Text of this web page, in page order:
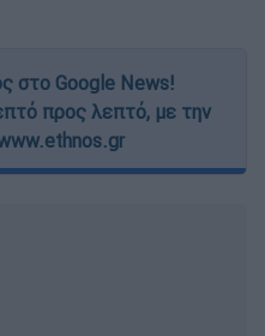
στο Google News!
προς λεπτό, με την